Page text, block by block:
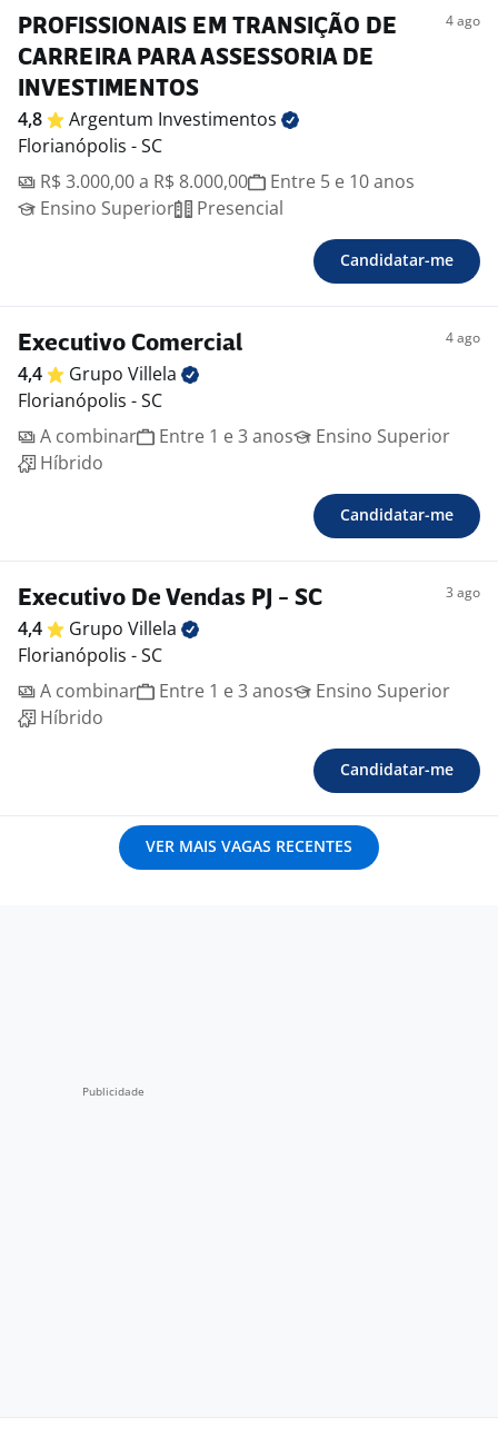
PROFISSIONAIS EM TRANSIÇÃO DE
CARREIRA PARA ASSESSORIA DE
INVESTIMENTOS
4 ago
4,8 Argentum Investimentos
Florianópolis - SC
R$ 3.000,00 a R$ 8.000,00
Entre 5 e 10 anos
Ensino Superior
Presencial
Candidatar-me
Executivo Comercial 4 ago
4,4 Grupo Villela
Florianópolis - SC
A combinar
Entre 1 e 3 anos
Ensino Superior
Híbrido
Candidatar-me
Executivo De Vendas PJ - SC 3 ago
4,4 Grupo Villela
Florianópolis - SC
A combinar
Entre 1 e 3 anos
Ensino Superior
Híbrido
Candidatar-me
VER MAIS VAGAS RECENTES